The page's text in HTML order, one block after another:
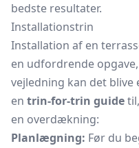
bedste resultater.
Installationstrin
Installation af en
en udfordrende
vejledning kan det blive
en trin-for-trin guide
en overdækning:
Planlægning: Før du